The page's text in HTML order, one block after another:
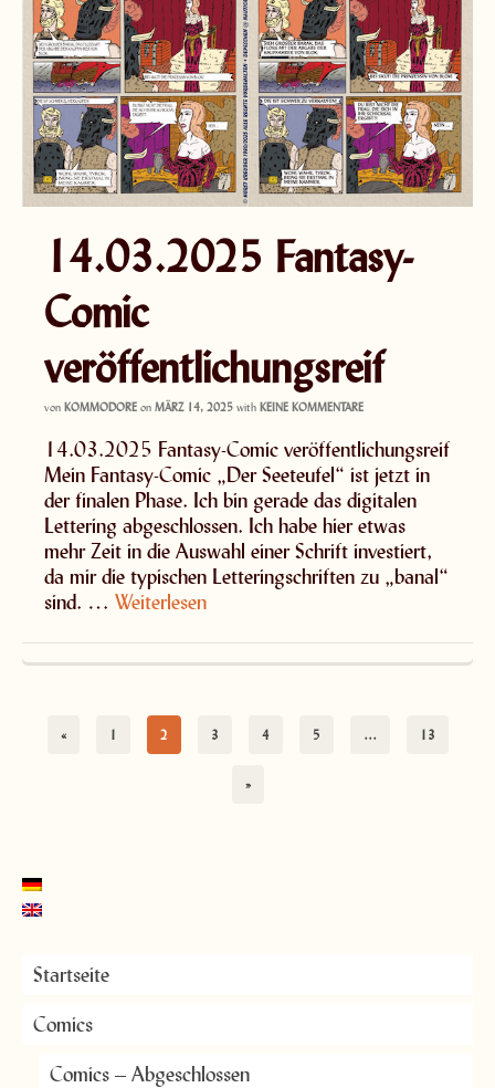
14.03.2025 Fantasy-
Comic
veröffentlichungsreif
von KOMMODORE on MÄRZ 14, 2025 with KEINE KOMMENTARE
14.03.2025 Fantasy-Comic veröffentlichungsreif
Mein Fantasy-Comic „Der Seeteufel“ ist jetzt in
der finalen Phase. Ich bin gerade das digitalen
Lettering abgeschlossen. Ich habe hier etwas
mehr Zeit in die Auswahl einer Schrift investiert,
da mir die typischen Letteringschriften zu „banal“
sind. … Weiterlesen
« 1 2 3 4 5 … 13
»
Startseite
Comics
Comics – Abgeschlossen